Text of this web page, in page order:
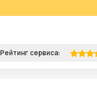
Рейтинг сервиса: